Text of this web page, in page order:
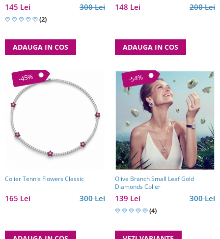
300 Lei
145 Lei
(2)
ADAUGA IN COS
200 Lei
148 Lei
ADAUGA IN COS
-45%
Colier Tennis Flowers Classic
300 Lei
165 Lei
-54%
Olive Branch Small Leaf Gold
Diamonds Colier
300 Lei
139 Lei
(4)